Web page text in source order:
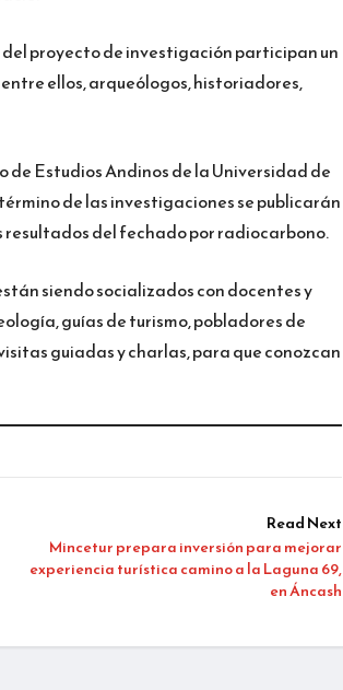
proyecto de investigación participan un
ellos, arqueólogos, historiadores,
de Estudios Andinos de la Universidad de
de las investigaciones se publicarán
resultados del fechado por radiocarbono.
siendo socializados con docentes y
guías de turismo, pobladores de
guiadas y charlas, para que conozcan
Read Next
Mincetur prepara inversión para mejorar
experiencia turística camino a la Laguna 69,
en Áncash